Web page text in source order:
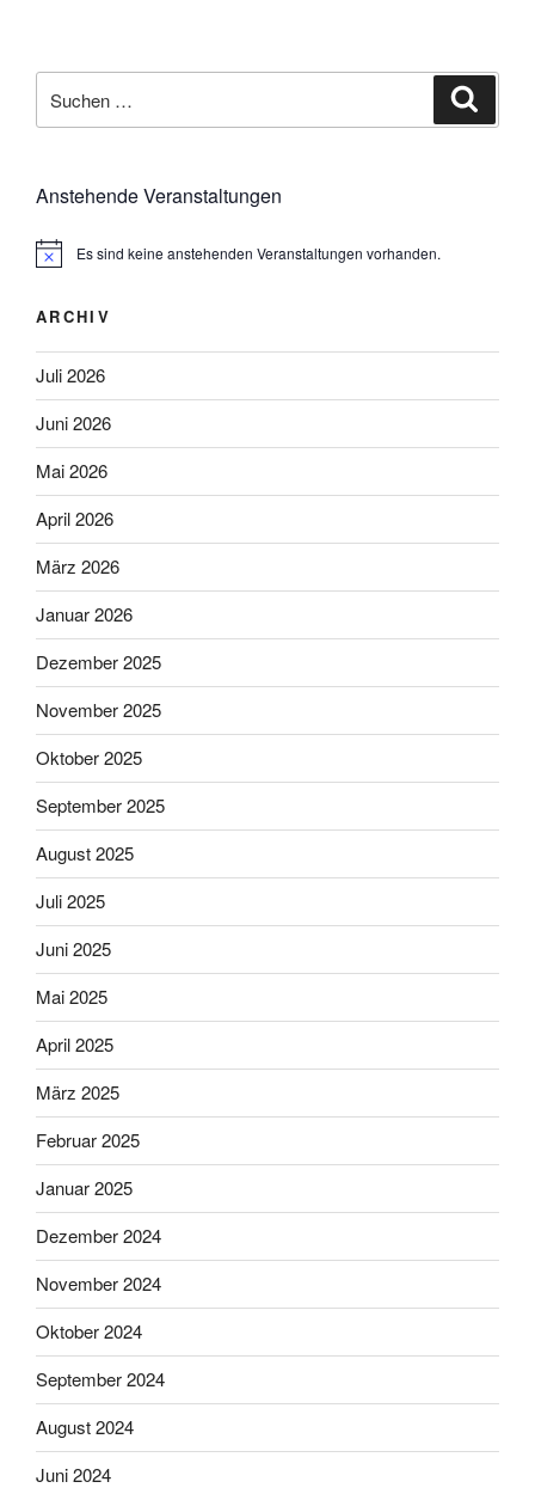
nach:
Anstehende Veranstaltungen
H
w
i
s
Es sind keine anstehenden Veranstaltungen vorhanden.
ARCHIV
Juli 2026
Juni 2026
Mai 2026
April 2026
März 2026
Januar 2026
Dezember 2025
November 2025
Oktober 2025
September 2025
August 2025
Juli 2025
Juni 2025
Mai 2025
April 2025
März 2025
Februar 2025
Januar 2025
Dezember 2024
November 2024
Oktober 2024
September 2024
August 2024
Juni 2024